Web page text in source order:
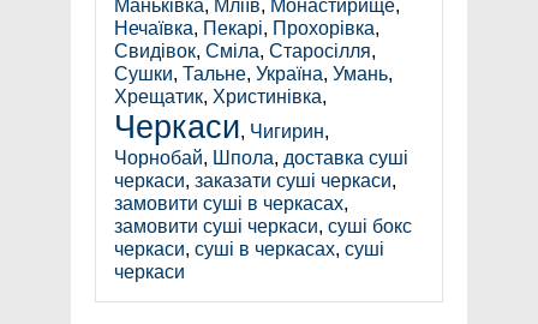
Маньківка, Мліїв, Монастирище,
Нечаївка, Пекарі, Прохорівка,
Свидівок, Сміла, Старосілля,
Сушки, Тальне, Україна, Умань,
Хрещатик, Христинівка,
Черкаси, Чигирин,
Чорнобай, Шпола, доставка суші
черкаси, заказати суші черкаси,
замовити суші в черкасах,
замовити суші черкаси, суші бокс
черкаси, суші в черкасах, суші
черкаси